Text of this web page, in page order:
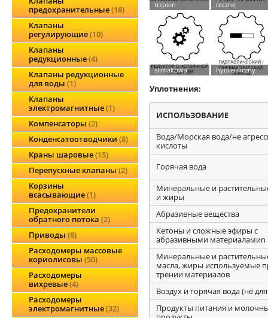
предохранительные 18
Клапаны
регулирующие 10
Клапаны
редукционные 4
Клапаны редукционные
для воды 1
Клапаны
электромагнитные 1
Компенсаторы 2
Конденсатоотводчики 8
Краны шаровые 15
Перепускные клапаны 2
Корзины
всасывающие 1
Предохранители
обратного потока 2
Приводы 8
Расходомеры массовые
кориолисовы 50
Расходомеры
вихревые 4
Расходомеры
электромагнитные 32
Уплотнения:
ИСПОЛЬЗОВАНИЕ
Вода/Морская вода/не
кислоты
Горячая вода
Минеральные и
и жиры
Абразивные вещества
Кетоны и сложные эфиры с
абразивными материаламиn
Минеральные и
масла, жиры используемые
трении материалов
Воздух и горячая вода (не
Продукты питания и